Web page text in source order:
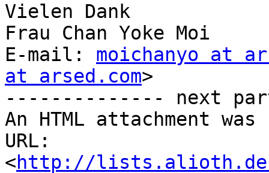
Vielen Dank
Frau Chan Yoke Moi
E-mail: moichanyo at
at arsed.com>
-------------- next
An HTML attachment
URL:
<http://